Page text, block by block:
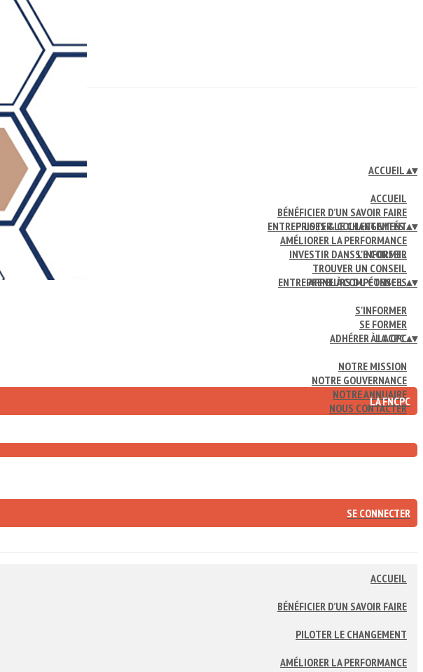
ACCUEIL▴▾
ACCUEIL
BÉNÉFICIER D’UN SAVOIR FAIRE
PILOTER LE CHANGEMENT
AMÉLIORER LA PERFORMANCE
INVESTIR DANS LE CONSEIL
ENTREPRISES & COLLECTIVITÉS▴▾
S'INFORMER
TROUVER UN CONSEIL
APPEL À COMPÉTENCES
ENTREPRENEURS DU CONSEIL▴▾
S'INFORMER
SE FORMER
ADHÉRER À LA CPC
LA CPC▴▾
NOTRE MISSION
NOTRE GOUVERNANCE
NOTRE ANNUAIRE
NOUS CONTACTER
LA FNCPC
SE CONNECTER
ACCUEIL
BÉNÉFICIER D’UN SAVOIR FAIRE
PILOTER LE CHANGEMENT
AMÉLIORER LA PERFORMANCE